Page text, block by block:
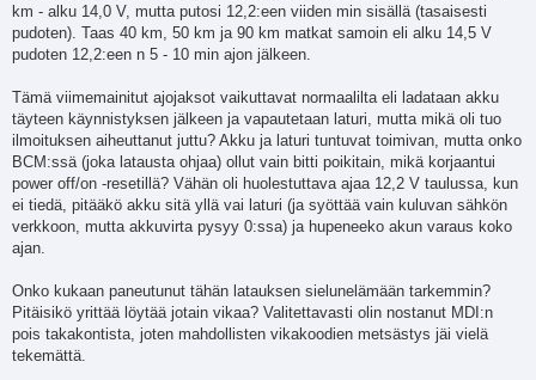
km - alku 14,0 V, mutta putosi 12,2:een viiden min sisällä (tasaisesti
pudoten). Taas 40 km, 50 km ja 90 km matkat samoin eli alku 14,5 V
pudoten 12,2:een n 5 - 10 min ajon jälkeen.
Tämä viimemainitut ajojaksot vaikuttavat normaalilta eli ladataan akku
täyteen käynnistyksen jälkeen ja vapautetaan laturi, mutta mikä oli tuo
ilmoituksen aiheuttanut juttu? Akku ja laturi tuntuvat toimivan, mutta onko
BCM:ssä (joka latausta ohjaa) ollut vain bitti poikitain, mikä korjaantui
power off/on -resetillä? Vähän oli huolestuttava ajaa 12,2 V taulussa, kun
ei tiedä, pitääkö akku sitä yllä vai laturi (ja syöttää vain kuluvan sähkön
verkkoon, mutta akkuvirta pysyy 0:ssa) ja hupeneeko akun varaus koko
ajan.
Onko kukaan paneutunut tähän latauksen sielunelämään tarkemmin?
Pitäisikö yrittää löytää jotain vikaa? Valitettavasti olin nostanut MDI:n
pois takakontista, joten mahdollisten vikakoodien metsästys jäi vielä
tekemättä.